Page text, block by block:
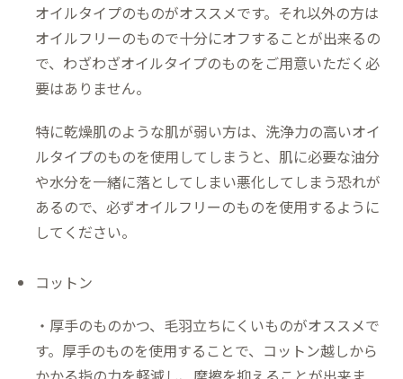
オイルタイプのものがオススメです。それ以外の方は
オイルフリーのもので十分にオフすることが出来るの
で、わざわざオイルタイプのものをご用意いただく必
要はありません。
特に乾燥肌のような肌が弱い方は、洗浄力の高いオイ
ルタイプのものを使用してしまうと、肌に必要な油分
や水分を一緒に落としてしまい悪化してしまう恐れが
あるので、必ずオイルフリーのものを使用するように
してください。
コットン
・厚手のものかつ、毛羽立ちにくいものがオススメで
す。厚手のものを使用することで、コットン越しから